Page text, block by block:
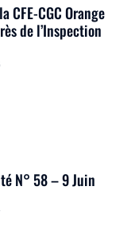
CFE-CGC Orange
de l’Inspection
N° 58 – 9 Juin